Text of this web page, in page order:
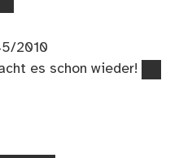
2010
es schon wieder!